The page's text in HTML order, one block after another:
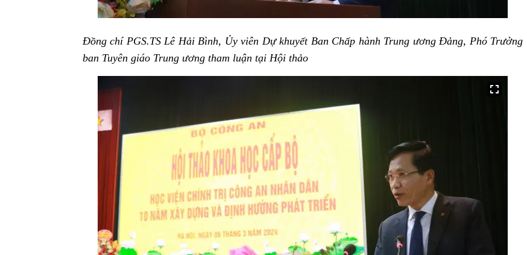
Đồng chí PGS.TS Lê Hải Bình, Ủy viên Dự khuyết Ban Chấp hành Trung ương Đảng, Phó Trưởng
ban Tuyên giáo Trung ương tham luận tại Hội thảo